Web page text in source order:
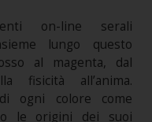
on-line serali
lungo questo
al magenta, dal
fisicità all’anima.
ogni colore come
le origini dei suoi